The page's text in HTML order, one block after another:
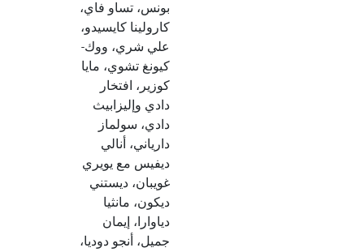
بونس، تساو فاي،
كارولينا كايسيدو،
علي شري، ووك-
كيونغ تشوي، مايا
كوزير، افتخار
دادي وإليزابيث
دادي، سولماز
دارياني، أنالي
ديفيس مع يويري
غويبان، ديستني
ديكون، مانثيا
دياوارا، إيمان
جميل، أنجو دوديا،